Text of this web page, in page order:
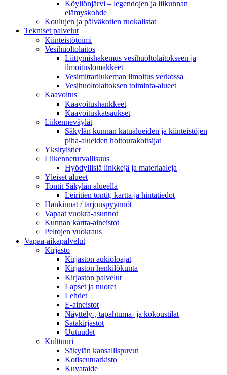
Köyliönjärvi – legendojen ja liikunnan
elämyskohde
Koulujen ja päiväkotien ruokalistat
Tekniset palvelut
Kiinteistötoimi
Vesihuoltolaitos
Liittymishakemus vesihuoltolaitokseen ja
ilmoituslomakkeet
Vesimittarilukeman ilmoitus verkossa
Vesihuoltolaitoksen toiminta-alueet
Kaavoitus
Kaavoitushankkeet
Kaavoituskatsaukset
Liikenneväylät
Säkylän kunnan katualueiden ja kiinteistöjen
piha-alueiden hoitourakoitsijat
Yksityistiet
Liikenneturvallisuus
Hyödyllisiä linkkejä ja materiaaleja
Yleiset alueet
Tontit Säkylän alueella
Leiritien tontit, kartta ja hintatiedot
Hankinnat / tarjouspyynnöt
Vapaat vuokra-asunnot
Kunnan kartta-aineistot
Peltojen vuokraus
Vapaa-aika­palvelut
Kirjasto
Kirjaston aukioloajat
Kirjaston henkilökunta
Kirjaston palvelut
Lapset ja nuoret
Lehdet
E-aineistot
Näyttely-, tapahtuma- ja kokoustilat
Satakirjastot
Uutuudet
Kulttuuri
Säkylän kansallispuvut
Kotiseutuarkisto
Kuvataide